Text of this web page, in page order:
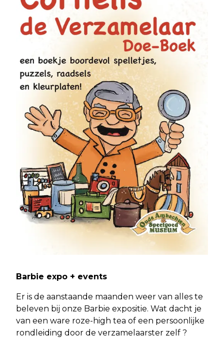
Barbie expo + events
Er is de aanstaande maanden weer van alles te
beleven bij onze Barbie expositie. Wat dacht je
van een ware roze-high tea of een persoonlijke
rondleiding door de verzamelaarster zelf ?